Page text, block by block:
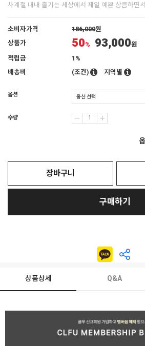
사계절 내내 즐기는 세상에서 제일 예쁜 상큼하면
소비자가격 186,000원
상품가
50% 93,000원
적립금
1%
배송비
(조건) 지역별
옵션
수량
장바구니
구매하기
상품상세 Q&A